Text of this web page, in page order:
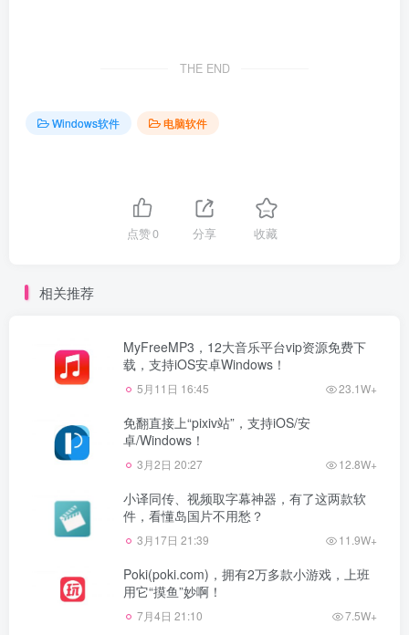
THE END
Windows软件 电脑软件
点赞0 分享 收藏
相关推荐
MyFreeMP3，12大音乐平台vip资源免费下
载，支持iOS安卓Windows！
5月11日 16:45 23.1W+
免翻直接上“pixiv站”，支持iOS/安
卓/Windows！
3月2日 20:27 12.8W+
小译同传、视频取字幕神器，有了这两款软
件，看懂岛国片不用愁？
3月17日 21:39 11.9W+
Poki(poki.com)，拥有2万多款小游戏，上班
用它“摸鱼”妙啊！
7月4日 21:10 7.5W+